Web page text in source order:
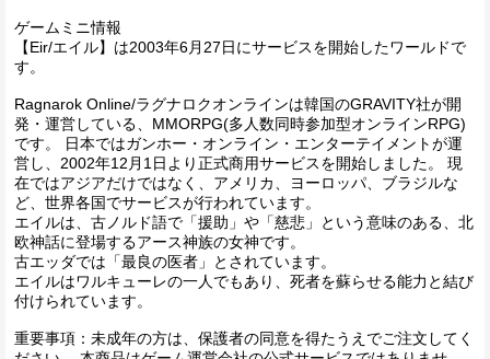
ゲームミニ情報
【Eir/エイル】は2003年6月27日にサービスを開始したワールドで
す。
Ragnarok Online/ラグナロクオンラインは韓国のGRAVITY社が開
発・運営している、MMORPG(多人数同時参加型オンラインRPG)
です。 日本ではガンホー・オンライン・エンターテイメントが運
営し、2002年12月1日より正式商用サービスを開始しました。 現
在ではアジアだけではなく、アメリカ、ヨーロッパ、ブラジルな
ど、世界各国でサービスが行われています。
エイルは、古ノルド語で「援助」や「慈悲」という意味のある、北
欧神話に登場するアース神族の女神です。
古エッダでは「最良の医者」とされています。
エイルはワルキューレの一人でもあり、死者を蘇らせる能力と結び
付けられています。
重要事項：未成年の方は、保護者の同意を得たうえでご注文してく